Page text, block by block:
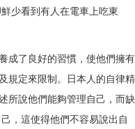
少看到有人在電車上吃東
成了良好的習慣，使他們擁有
規定來限制。日本人的自律精
所說他們能夠管理自己，而缺
，這使得他們不容易說出自